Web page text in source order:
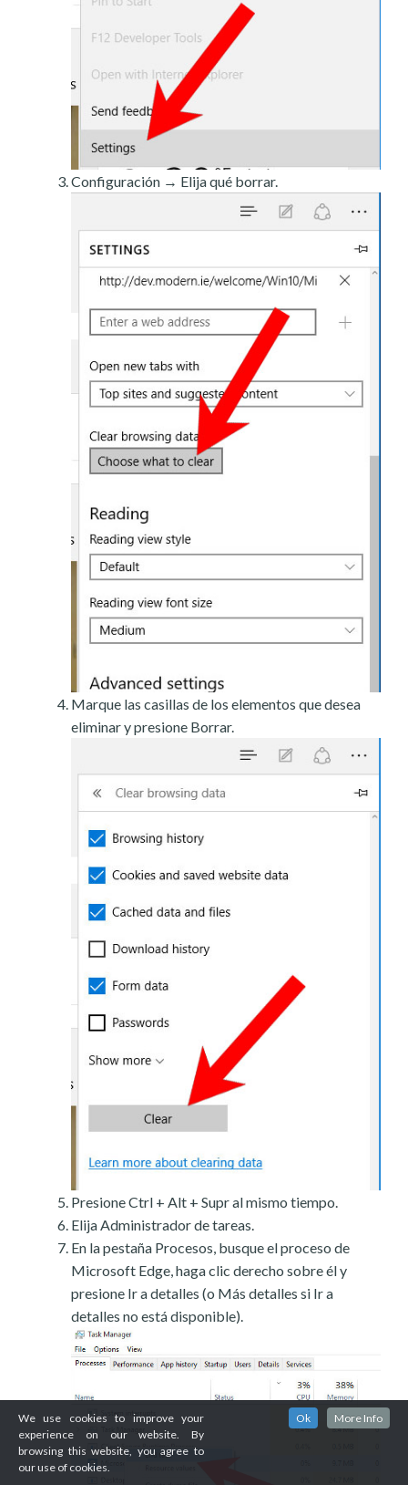
Configuración → Elija qué borrar.
Marque las casillas de los elementos que desea
eliminar y presione Borrar.
Presione Ctrl + Alt + Supr al mismo tiempo.
Elija Administrador de tareas.
En la pestaña Procesos, busque el proceso de
Microsoft Edge, haga clic derecho sobre él y
presione Ir a detalles (o Más detalles si Ir a
detalles no está disponible).
We use cookies to improve your
experience on our website. By
browsing this website, you agree to
our use of cookies.
Ok More Info